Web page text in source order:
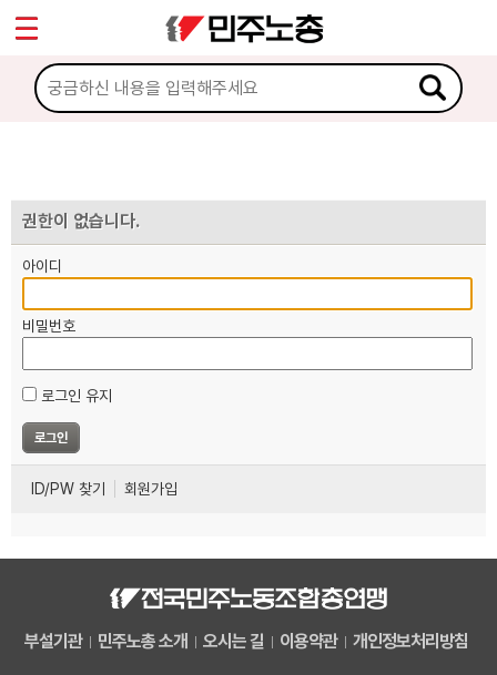
권한이 없습니다.
아이디
비밀번호
로그인 유지
ID/PW 찾기 회원가입
부설기관 민주노총 소개 오시는 길 이용약관 개인정보처리방침
마이페이지
소개
노동상담
자료
부설기관
업무